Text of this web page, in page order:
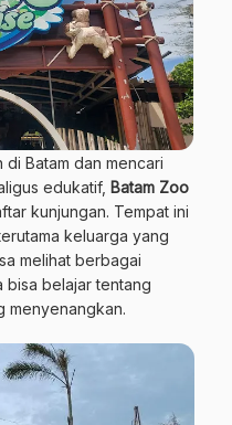
Batam dan mencari
edukatif, Batam Zoo
kunjungan. Tempat ini
keluarga yang
melihat berbagai
bisa belajar tentang
menyenangkan.